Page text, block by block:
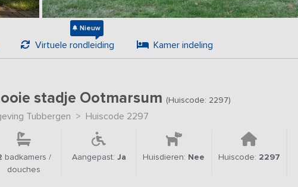
Virtuele rondleiding
Nieuw
Kamer indeling
stadje Ootmarsum (Huiscode: 2297)
Tubbergen > Huiscode 2297
badkamers /
douches
Aangepast: Ja Huisdieren: Nee Huiscode: 2297